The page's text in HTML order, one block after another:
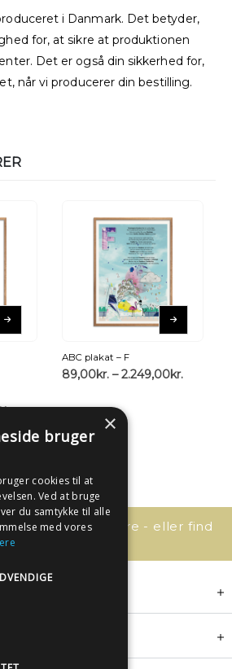
i Danmark. Det betyder,
for, at sikre at produktionen
Det er også din sikkerhed for,
når vi producerer din bestilling.
kr.
ABC plakat – F
89,00kr. – 2.249,00kr.
så kontakt os bare - eller find
svaret her:
×
bruger
cookies til at
Ved at bruge
du samtykke til alle
med vores